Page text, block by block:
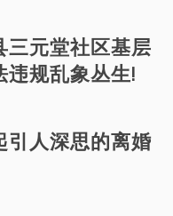
三元堂社区基层
违规乱象丛生!
引人深思的离婚